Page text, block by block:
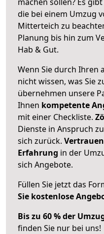
die bei einem Umzug
Mitterteich zu
Planung bis hin zum
Hab & Gut.
Wenn Sie durch Ihren
nicht wissen, was Sie
übernehmen unsere
Ihnen kompetente
mit einer Checkliste.
Dienste in Anspruch
sich zurück.
Erfahrung in der
sich Angebote.
Füllen Sie jetzt das
Sie kostenlose
Bis zu 60 % der
finden Sie nur bei uns!